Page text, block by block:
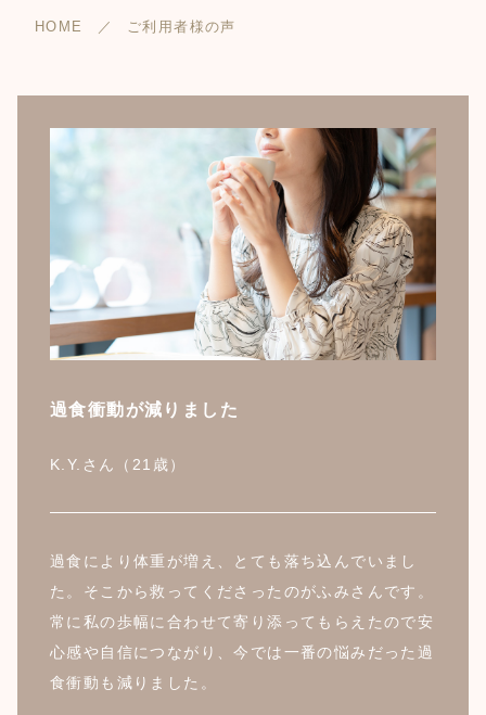
HOME ご利用者様の声
過食衝動が減りました
K.Y.さん（21歳）
過食により体重が増え、とても落ち込んでいまし
た。そこから救ってくださったのがふみさんです。
常に私の歩幅に合わせて寄り添ってもらえたので安
心感や自信につながり、今では一番の悩みだった過
食衝動も減りました。